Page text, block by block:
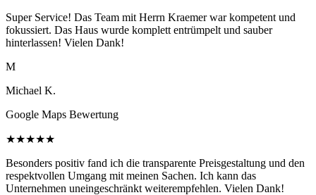
Super Service! Das Team mit Herrn Kraemer war kompetent und
fokussiert. Das Haus wurde komplett entrümpelt und sauber
hinterlassen! Vielen Dank!
M
Michael K.
Google Maps Bewertung
★★★★★
Besonders positiv fand ich die transparente Preisgestaltung und den
respektvollen Umgang mit meinen Sachen. Ich kann das
Unternehmen uneingeschränkt weiterempfehlen. Vielen Dank!